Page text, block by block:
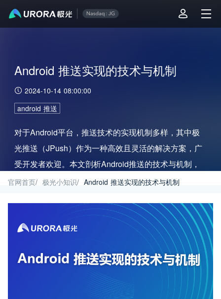
Android 推送实现的技术与机制
2024-10-14 08:00:00
android 推送
对于Android平台，推送技术的实现机制多样，其中极
光推送（JPush）作为一种高效且灵活的解决方案，广
受开发者欢迎。本文剖析Android推送的技术与机制，
并探讨极光推送如何在这一领域为开发者提供全面支
官网首页/ 极光小知识/ Android 推送实现的技术与机制